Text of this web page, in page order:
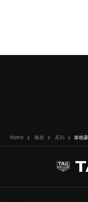
Home 腕表 系列 泰格